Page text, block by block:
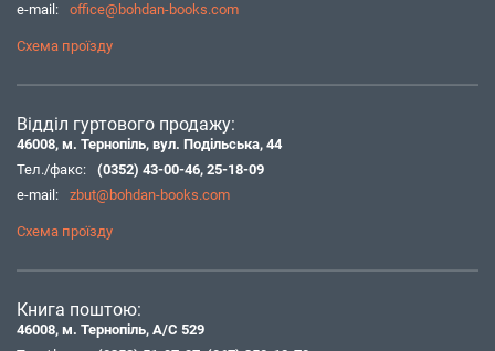
e-mail:
office@bohdan-books.com
Схема проїзду
Відділ гуртового продажу:
46008, м. Тернопіль, вул. Подільська, 44
Тел./факс:
(0352) 43-00-46, 25-18-09
e-mail:
zbut@bohdan-books.com
Схема проїзду
Книга поштою:
46008, м. Тернопіль, А/С 529